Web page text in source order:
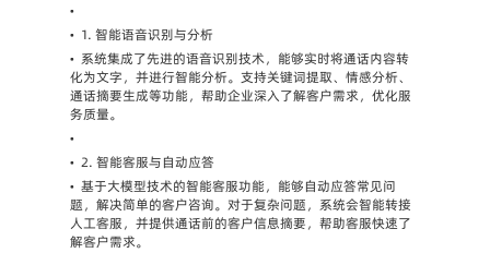
•
• 1. 智能语音识别与分析
• 系统集成了先进的语音识别技术，能够实时将通话内容转
化为文字，并进行智能分析。支持关键词提取、情感分析、
通话摘要生成等功能，帮助企业深入了解客户需求，优化服
务质量。
•
• 2. 智能客服与自动应答
• 基于大模型技术的智能客服功能，能够自动应答常见问
题，解决简单的客户咨询。对于复杂问题，系统会智能转接
人工客服，并提供通话前的客户信息摘要，帮助客服快速了
解客户需求。